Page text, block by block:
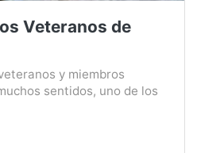
Veteranos de
y miembros
sentidos, uno de los